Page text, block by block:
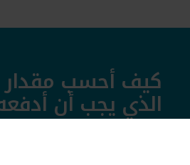
كيف أحسب
الذي يجب أن